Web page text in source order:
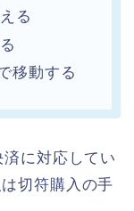
る
移動する
に対応してい
切符購入の手